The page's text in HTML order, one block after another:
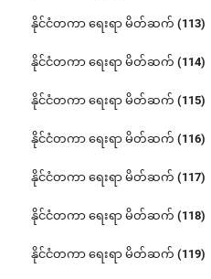
နိုင်ငံတကာ ရေးရာ မိတ်ဆက် (113)
နိုင်ငံတကာ ရေးရာ မိတ်ဆက် (114)
နိုင်ငံတကာ ရေးရာ မိတ်ဆက် (115)
နိုင်ငံတကာ ရေးရာ မိတ်ဆက် (116)
နိုင်ငံတကာ ရေးရာ မိတ်ဆက် (117)
နိုင်ငံတကာ ရေးရာ မိတ်ဆက် (118)
နိုင်ငံတကာ ရေးရာ မိတ်ဆက် (119)